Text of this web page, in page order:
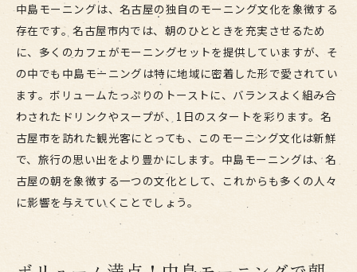
中島モーニングは、名古屋の独自のモーニング文化を象徴する
存在です。名古屋市内では、朝のひとときを充実させるため
に、多くのカフェがモーニングセットを提供していますが、そ
の中でも中島モーニングは特に地域に密着した形で愛されてい
ます。ボリュームたっぷりのトーストに、バランスよく組み合
わされたドリンクやスープが、1日のスタートを彩ります。名
古屋市を訪れた観光客にとっても、このモーニング文化は新鮮
で、旅行の思い出をより豊かにします。中島モーニングは、名
古屋の朝を象徴する一つの文化として、これからも多くの人々
に影響を与えていくことでしょう。